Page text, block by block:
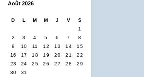
Août 2026
D L M M J V
S
1
2
3 4 5 6 7
8
9
10 11 12 13 14
15
16
17 18 19 20 21
22
23
24 25 26 27 28
29
30
31